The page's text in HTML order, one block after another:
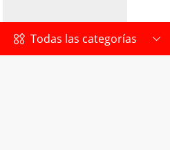
Todas las categorías